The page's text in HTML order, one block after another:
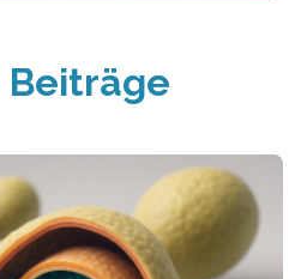
Beiträge